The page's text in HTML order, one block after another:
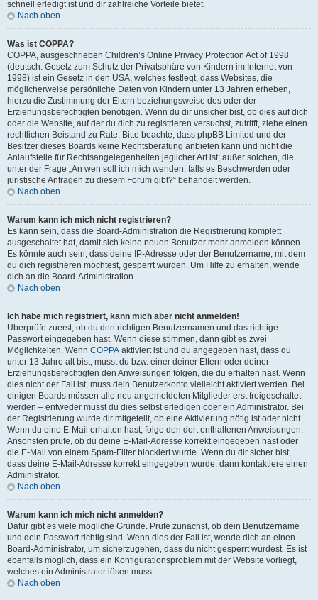
schnell erledigt ist und dir zahlreiche Vorteile bietet.
Nach oben
Was ist COPPA?
COPPA, ausgeschrieben Children’s Online Privacy Protection Act of 1998
(deutsch: Gesetz zum Schutz der Privatsphäre von Kindern im Internet von
1998) ist ein Gesetz in den USA, welches festlegt, dass Websites, die
möglicherweise persönliche Daten von Kindern unter 13 Jahren erheben,
hierzu die Zustimmung der Eltern beziehungsweise des oder der
Erziehungsberechtigten benötigen. Wenn du dir unsicher bist, ob dies auf dich
oder die Website, auf der du dich zu registrieren versuchst, zutrifft, ziehe einen
rechtlichen Beistand zu Rate. Bitte beachte, dass phpBB Limited und der
Besitzer dieses Boards keine Rechtsberatung anbieten kann und nicht die
Anlaufstelle für Rechtsangelegenheiten jeglicher Art ist; außer solchen, die
unter der Frage „An wen soll ich mich wenden, falls es Beschwerden oder
juristische Anfragen zu diesem Forum gibt?“ behandelt werden.
Nach oben
Warum kann ich mich nicht registrieren?
Es kann sein, dass die Board-Administration die Registrierung komplett
ausgeschaltet hat, damit sich keine neuen Benutzer mehr anmelden können.
Es könnte auch sein, dass deine IP-Adresse oder der Benutzername, mit dem
du dich registrieren möchtest, gesperrt wurden. Um Hilfe zu erhalten, wende
dich an die Board-Administration.
Nach oben
Ich habe mich registriert, kann mich aber nicht anmelden!
Überprüfe zuerst, ob du den richtigen Benutzernamen und das richtige
Passwort eingegeben hast. Wenn diese stimmen, dann gibt es zwei
Möglichkeiten. Wenn COPPA aktiviert ist und du angegeben hast, dass du
unter 13 Jahre alt bist, musst du bzw. einer deiner Eltern oder deiner
Erziehungsberechtigten den Anweisungen folgen, die du erhalten hast. Wenn
dies nicht der Fall ist, muss dein Benutzerkonto vielleicht aktiviert werden. Bei
einigen Boards müssen alle neu angemeldeten Mitglieder erst freigeschaltet
werden – entweder musst du dies selbst erledigen oder ein Administrator. Bei
der Registrierung wurde dir mitgeteilt, ob eine Aktivierung nötig ist oder nicht.
Wenn du eine E-Mail erhalten hast, folge den dort enthaltenen Anweisungen.
Ansonsten prüfe, ob du deine E-Mail-Adresse korrekt eingegeben hast oder
die E-Mail von einem Spam-Filter blockiert wurde. Wenn du dir sicher bist,
dass deine E-Mail-Adresse korrekt eingegeben wurde, dann kontaktiere einen
Administrator.
Nach oben
Warum kann ich mich nicht anmelden?
Dafür gibt es viele mögliche Gründe. Prüfe zunächst, ob dein Benutzername
und dein Passwort richtig sind. Wenn dies der Fall ist, wende dich an einen
Board-Administrator, um sicherzugehen, dass du nicht gesperrt wurdest. Es ist
ebenfalls möglich, dass ein Konfigurationsproblem mit der Website vorliegt,
welches ein Administrator lösen muss.
Nach oben